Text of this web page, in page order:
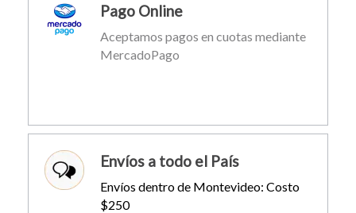
Pago Online
Aceptamos pagos en cuotas mediante
MercadoPago
Envíos a todo el País
Envíos dentro de Montevideo: Costo
$250